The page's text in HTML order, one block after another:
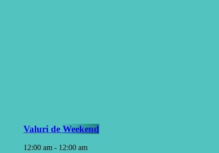
Valuri de Weekend
12:00 am - 12:00 am